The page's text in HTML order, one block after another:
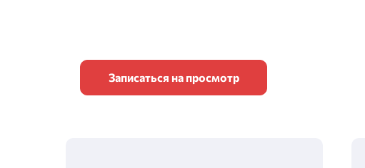
Записаться на просмотр